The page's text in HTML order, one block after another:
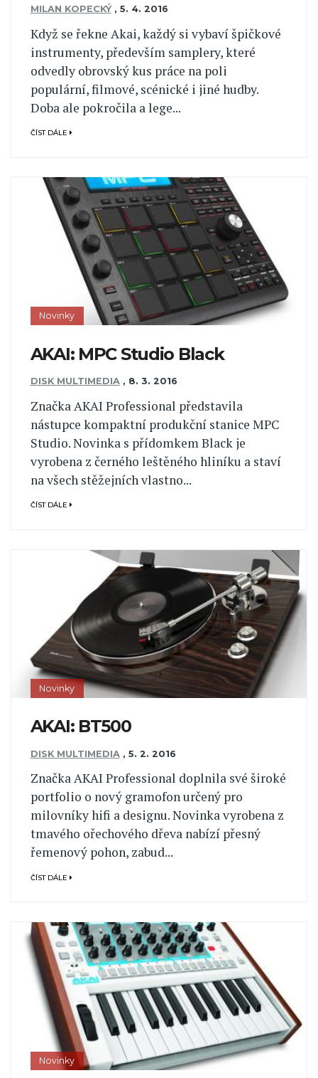
MILAN KOPECKÝ , 5. 4. 2016
Když se řekne Akai, každý si vybaví špičkové
instrumenty, především samplery, které
odvedly obrovský kus práce na poli
populární, filmové, scénické i jiné hudby.
Doba ale pokročila a lege...
ČÍST DÁLE
Novinky
AKAI: MPC Studio Black
DISK MULTIMEDIA , 8. 3. 2016
Značka AKAI Professional představila
nástupce kompaktní produkční stanice MPC
Studio. Novinka s přídomkem Black je
vyrobena z černého leštěného hliníku a staví
na všech stěžejních vlastno...
ČÍST DÁLE
Novinky
AKAI: BT500
DISK MULTIMEDIA , 5. 2. 2016
Značka AKAI Professional doplnila své široké
portfolio o nový gramofon určený pro
milovníky hifi a designu. Novinka vyrobena z
tmavého ořechového dřeva nabízí přesný
řemenový pohon, zabud...
ČÍST DÁLE
Novinky